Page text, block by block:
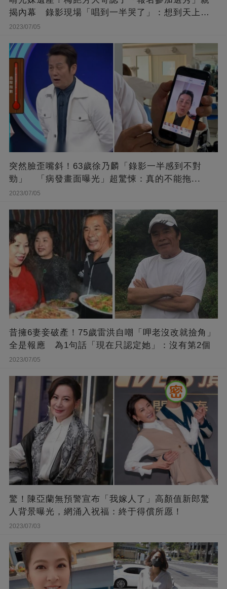
揭內幕 錄影現場「唱到一半哭了」：想到天上的
她
2023/07/05
突然臉歪嘴斜！63歲徐乃麟「錄影一半感到不對
勁」 「病發畫面曝光」超驚悚：真的不能拖...
2023/07/05
昔擁6妻妾破產！75歲雷洪自嘲「呷老沒改就撿角」
全是報應 為1句話「現在只認定她」：沒有第2個
2023/07/05
驚！陳亞蘭無預警宣布「我嫁人了」高顏值新郎驚
人背景曝光，網涌入祝福：終于得償所愿！
2023/07/03